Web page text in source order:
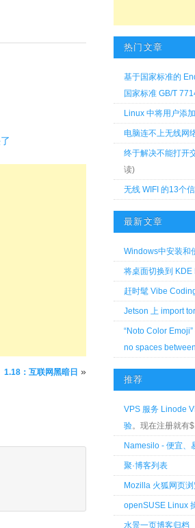
1.18：互联网黑暗日 »
热门文章
基于国家标准的
国家标准 GB/T
Linux 中将用户添
电脑连不上无线网
终于解决不能打开
读)
无线 WIFI 的13个
最新文章
Windows中安装和
将桌面切换到 KDE
赶时髦 Vibe
Jetson 上 import
“Noto Color
no spaces
推荐
VPS 服务 Linode
验。现在注册就有
Namesilo - 便宜、
聚·博客列表
Mozilla 火狐网页
openSUSE Linux
水景一页博客归档